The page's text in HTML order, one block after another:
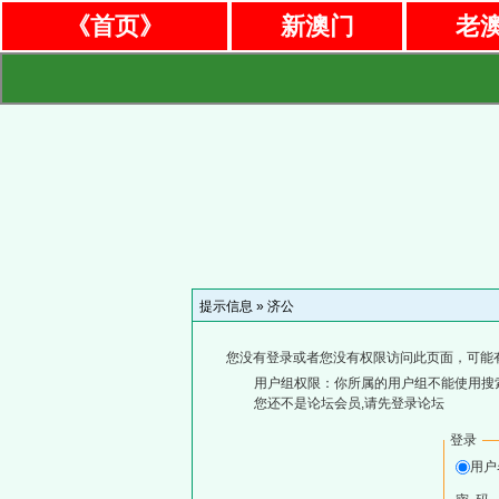
《首页》 新澳门 老
提示信息 » 济公
您没有登录或者您没有权限访问此页面，可能
用户组权限：你所属的用户组不能使用搜
您还不是论坛会员,请先登录论坛
登录
用